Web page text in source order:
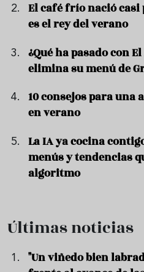
El café frío nació
es el rey del verano
¿Qué ha pasado con
elimina su menú de
10 consejos para
en verano
La IA ya cocina
menús y tendencias
algoritmo
Últimas noticias
"Un viñedo bien